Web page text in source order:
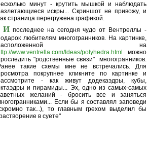
минут - крутить мышкой и наблюдать
искры... Скриншот не привожу, и
страница перегружена графикой.
И последнее на сегодня чудо от Вентреллы -
любителям многогранников. На картинке,
на
www.ventrella.com/Ideas/polyhedra.html
можно
"родственные связи" многогранников.
такие схемы мне не встречались. Для
покрупнее кликните по картинке и
- как живут додекаэдры, кубы,
и пирамиды... Эх, одно из самых-самых
желаний - бросить все и заняться
Если бы я составлял заповеди
так...), то главным грехом выделил бы
в суете"